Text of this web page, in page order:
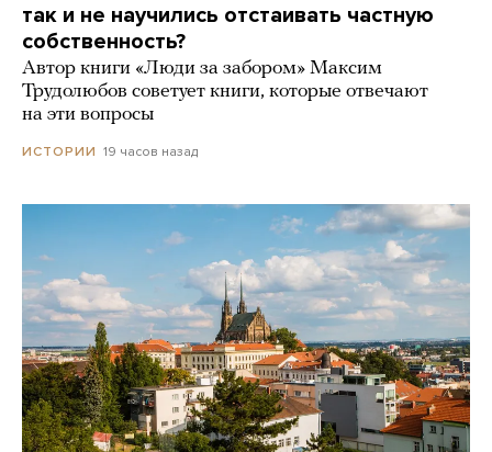
так и не научились отстаивать частную
собственность?
Автор книги «Люди за забором» Максим
Трудолюбов советует книги, которые отвечают
на эти вопросы
ИСТОРИИ 19 часов назад